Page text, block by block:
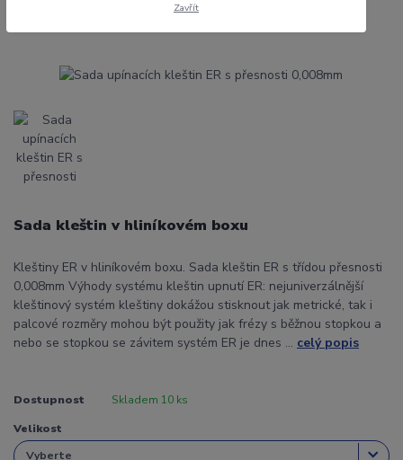
Sada kleštin v hliníkovém boxu
Kleštiny ER v hliníkovém boxu. Sada kleštin ER s třídou přesnosti
0,008mm Výhody systému kleštin upnutí ER: nejuniverzálnější
kleštinový systém kleštiny dokážou stisknout jak metrické, tak i
palcové rozměry mohou být použity jak frézy s běžnou stopkou a
nebo se stopkou se závitem systém ER je dnes ... celý popis
Dostupnost Skladem 10 ks
Velikost
Zavřít